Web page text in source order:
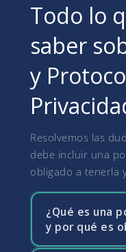
Todo lo
saber
y
Resolvemos las
debe incluir una
obligado a tenerla
¿Qué es una
y por qué es